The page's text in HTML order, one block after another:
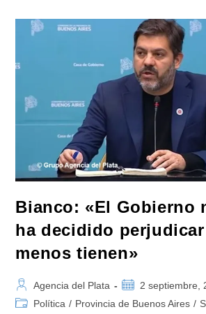
Ampliada:
Histórico
Para
Nuestra
Provincia
Para
El
Crecimiento
De
La
Zona»
Bianco: «El Gobierno
ha decidido
menos tienen»
Autor
de
Agencia del Plata
Publicación
de
2 septiembre,
Categoría
Política / Provincia de Buenos Aires /